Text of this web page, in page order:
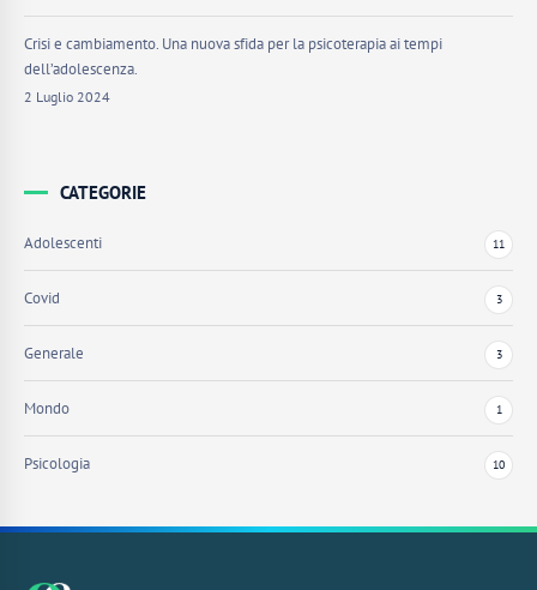
Crisi e cambiamento. Una nuova sfida per la psicoterapia ai tempi
dell’adolescenza.
2 Luglio 2024
CATEGORIE
Adolescenti 11
Covid 3
Generale 3
Mondo 1
Psicologia 10